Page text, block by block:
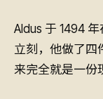
Aldus 于 1494
立刻，他做了四
来完全就是一份